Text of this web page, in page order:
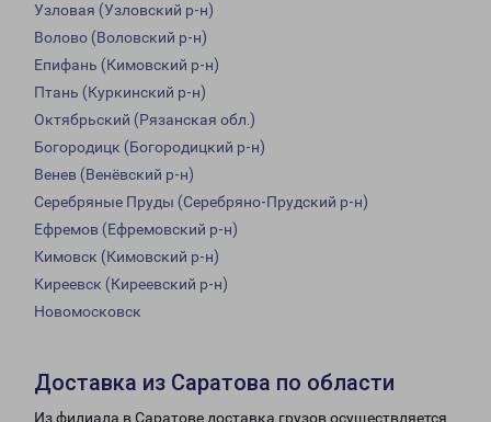
Узловая (Узловский р-н)
Волово (Воловский р-н)
Епифань (Кимовский р-н)
Птань (Куркинский р-н)
Октябрьский (Рязанская обл.)
Богородицк (Богородицкий р-н)
Венев (Венёвский р-н)
Серебряные Пруды (Серебряно-Прудский р-н)
Ефремов (Ефремовский р-н)
Кимовск (Кимовский р-н)
Киреевск (Киреевский р-н)
Новомосковск
Доставка из Саратова по области
Из филиала в Саратове доставка грузов осуществляется